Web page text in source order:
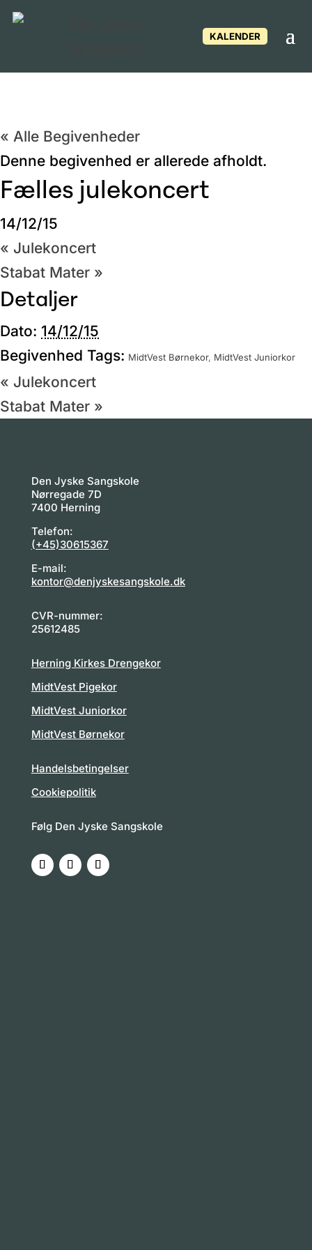
KALENDER
« Alle Begivenheder
Denne begivenhed er allerede afholdt.
Fælles julekoncert
14/12/15
« Julekoncert
Stabat Mater »
Detaljer
Dato: 14/12/15
Begivenhed Tags: MidtVest Børnekor, MidtVest Juniorkor
« Julekoncert
Stabat Mater »
Den Jyske Sangskole
Nørregade 7D
7400 Herning
Telefon:
(+45)30615367
E-mail:
kontor@denjyskesangskole.dk
CVR-nummer:
25612485
Herning Kirkes Drengekor
MidtVest Pigekor
MidtVest Juniorkor
MidtVest Børnekor
Handelsbetingelser
Cookiepolitik
Følg Den Jyske Sangskole